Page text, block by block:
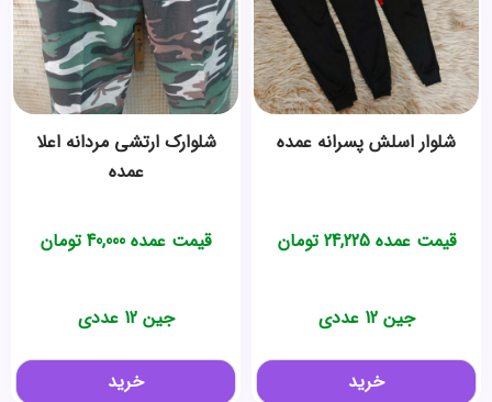
شلوار اسلش پسرانه عمده
قیمت عمده24,225 تومان
جین 12 عددی
خرید
شلوارک ارتشی مردانه اعلا
عمده
قیمت عمده40,000 تومان
جین 12 عددی
خرید